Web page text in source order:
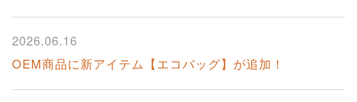
2026.06.16
OEM商品に新アイテム【エコバッグ】が追加！